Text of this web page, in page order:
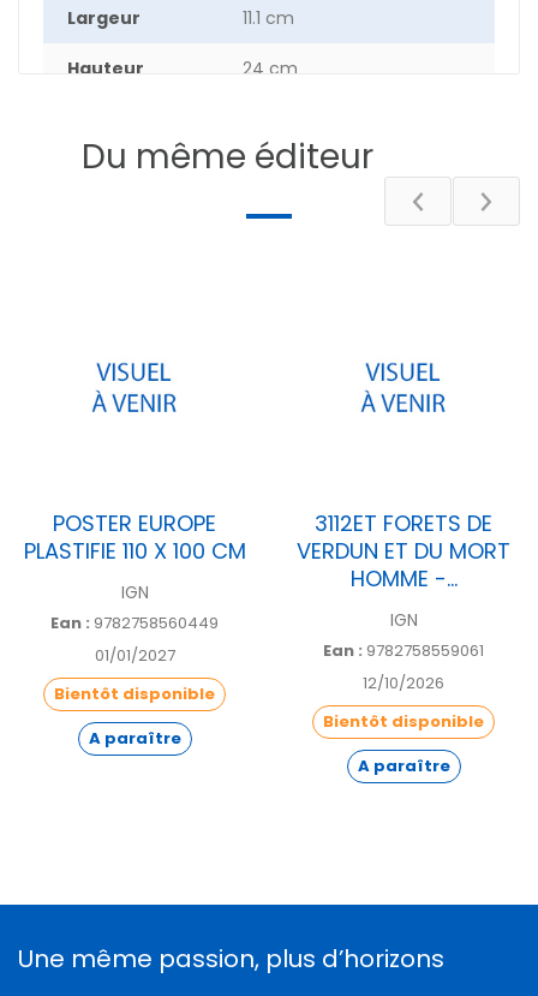
Largeur 11.1 cm
Hauteur 24 cm
Poids 9.5 g
FRANCE
DESCRIPTIF
Du même éditeur
POSTER EUROPE
PLASTIFIE 110 X 100 CM
IGN
Ean : 9782758560449
01/01/2027
Bientôt disponible
A paraître
3112ET FORETS DE
VERDUN ET DU MORT
HOMME -...
IGN
Ean : 9782758559061
12/10/2026
Bientôt disponible
A paraître
Une même passion, plus d’horizons